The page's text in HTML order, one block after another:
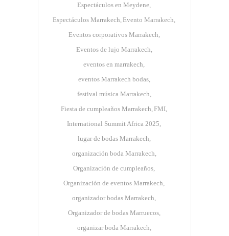
Espectáculos en Meydene
Espectáculos Marrakech Evento Marrakech
Eventos corporativos Marrakech
Eventos de lujo Marrakech
eventos en marrakech
eventos Marrakech bodas
festival música Marrakech
Fiesta de cumpleaños Marrakech FMI
International Summit Africa 2025
lugar de bodas Marrakech
organización boda Marrakech
Organización de cumpleaños
Organización de eventos Marrakech
organizador bodas Marrakech
Organizador de bodas Marruecos
organizar boda Marrakech